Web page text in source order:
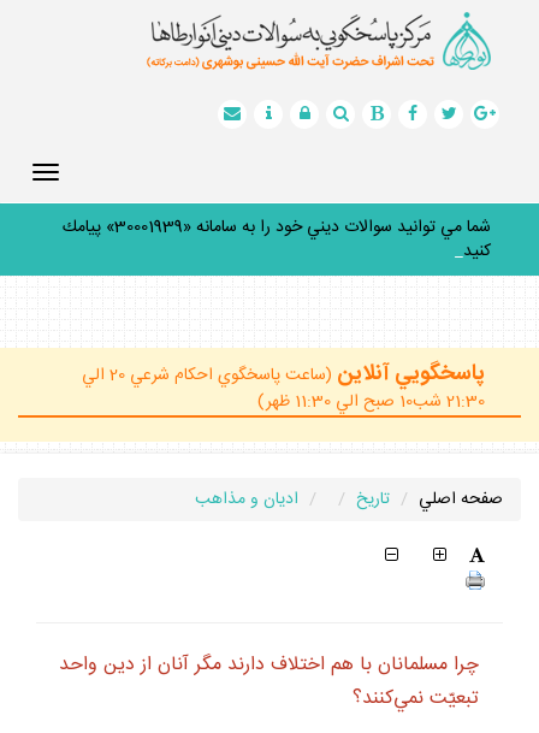
شما مي توانيد سوالات ديني خود را به سامانه «30001939» پيامك
كنيد.
پاسخگويي آنلاين
(ساعت پاسخگوي احكام شرعي 20 الي
21:30 شب10 صبح الي 11:30 ظهر)
صفحه اصلي تاريخ اديان و مذاهب
چرا مسلمانان با هم اختلاف دارند مگر آنان از دين واحد
تبعيّت نمي‌كنند؟